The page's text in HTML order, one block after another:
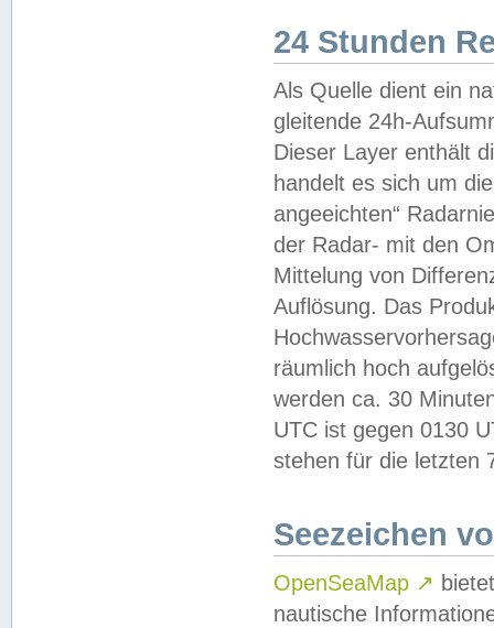
24 Stunden
Als Quelle dient ein
gleitende 24h-
Dieser Layer enthält
handelt es sich um
angeeichten“
der Radar- mit den
Mittelung von
Auflösung. Das
räumlich hoch
werden ca. 30
UTC ist gegen 0130
stehen für die letzten
Seezeichen
OpenSeaMap ↗
nautische